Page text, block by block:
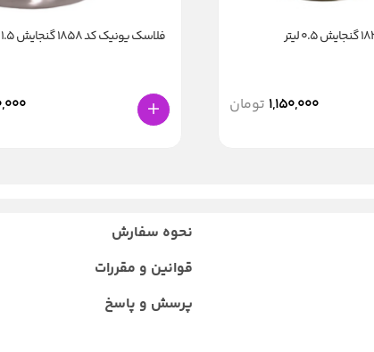
1,150,000 تومان
فلاسک یونیک کد 1858 گنجایش 1.5 لیتر
نحوه سفارش
قوانین و مقررات
پرسش و پاسخ